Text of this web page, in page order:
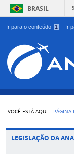
Ir para o conteúdo 1 Ir
BRASIL
VOCÊ ESTÁ AQUI: PÁGINA
LEGISLAÇÃO DA